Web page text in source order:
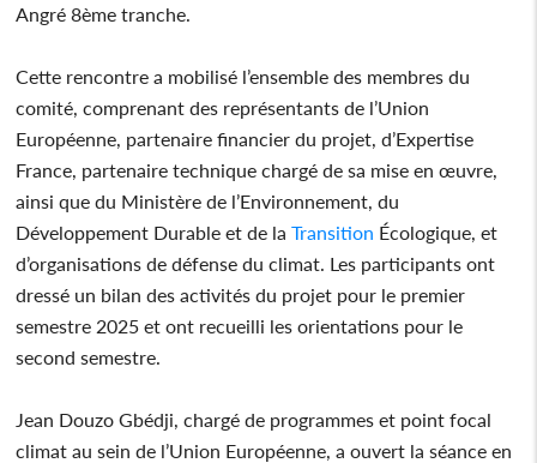
Angré 8ème tranche.
Cette rencontre a mobilisé l’ensemble des membres du
comité, comprenant des représentants de l’Union
Européenne, partenaire financier du projet, d’Expertise
France, partenaire technique chargé de sa mise en œuvre,
ainsi que du Ministère de l’Environnement, du
Développement Durable et de la Transition Écologique, et
d’organisations de défense du climat. Les participants ont
dressé un bilan des activités du projet pour le premier
semestre 2025 et ont recueilli les orientations pour le
second semestre.
Jean Douzo Gbédji, chargé de programmes et point focal
climat au sein de l’Union Européenne, a ouvert la séance en